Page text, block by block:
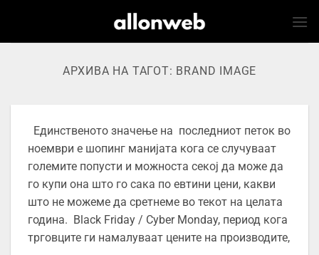
content
АРХИВА НА ТАГОТ: BRAND IMAGE
Единственото значење на последниот петок во
ноември е шопинг манијата кога се случуваат
големите попусти и можноста секој да може да
го купи она што го сака по евтини цени, какви
што не можеме да сретнеме во текот на целата
година. Black Friday / Cyber Monday, период кога
трговците ги намалуваат цените на производите,